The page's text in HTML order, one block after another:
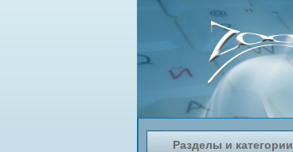
Разделы и категории